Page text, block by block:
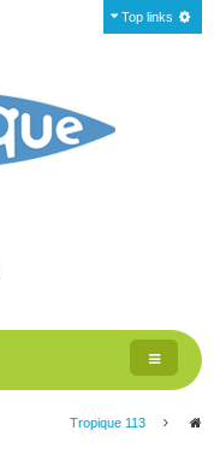
Top links
Toggle
navigation
>